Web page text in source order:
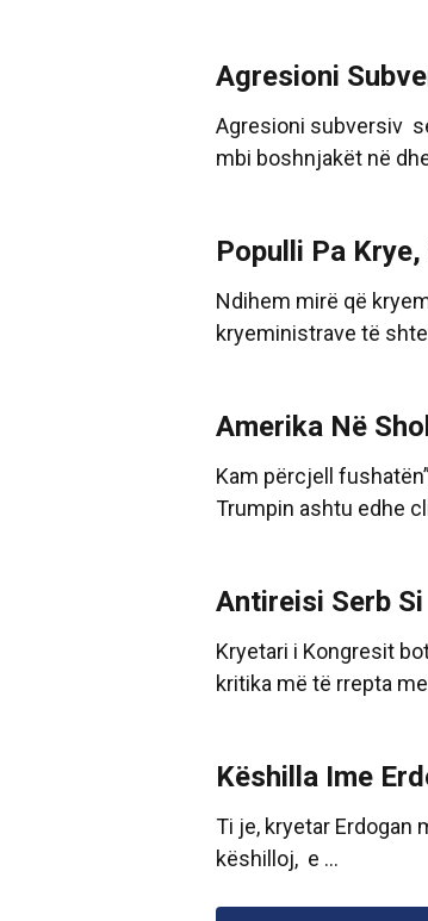
Agresioni
Agresioni subversiv
mbi boshnjakët në
Populli Pa
Ndihem mirë që
kryeministrave të
Amerika Në
Kam përcjell
Trumpin ashtu edhe
Antireisi Serb
Kryetari i Kongresit
kritika më të rrepta
Këshilla Ime
Ti je, kryetar Erdogan
këshilloj, e ...